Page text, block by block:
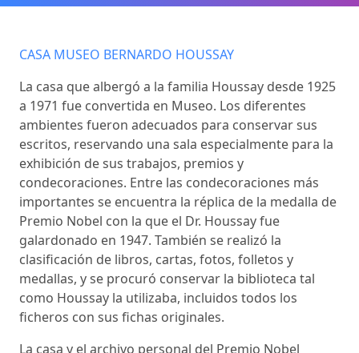
CASA MUSEO BERNARDO HOUSSAY
La casa que albergó a la familia Houssay desde 1925
a 1971 fue convertida en Museo. Los diferentes
ambientes fueron adecuados para conservar sus
escritos, reservando una sala especialmente para la
exhibición de sus trabajos, premios y
condecoraciones. Entre las condecoraciones más
importantes se encuentra la réplica de la medalla de
Premio Nobel con la que el Dr. Houssay fue
galardonado en 1947. También se realizó la
clasificación de libros, cartas, fotos, folletos y
medallas, y se procuró conservar la biblioteca tal
como Houssay la utilizaba, incluidos todos los
ficheros con sus fichas originales.
La casa y el archivo personal del Premio Nobel